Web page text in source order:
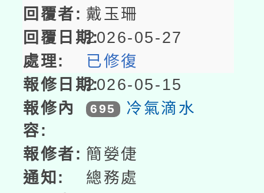
戴玉珊
2026-05-27
已修復
2026-05-15
695 冷氣滴水
簡嫈倢
總務處